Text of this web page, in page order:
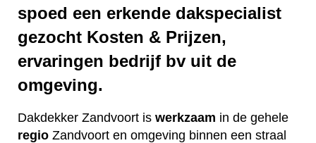
spoed een erkende dakspecialist
gezocht Kosten & Prijzen,
ervaringen bedrijf bv uit de
omgeving.
Dakdekker Zandvoort is werkzaam in de gehele
regio Zandvoort en omgeving binnen een straal